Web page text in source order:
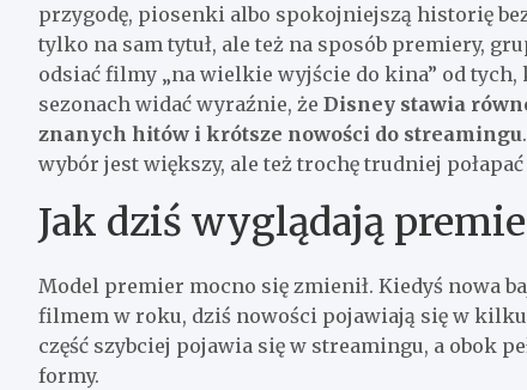
przygodę, piosenki albo spokojniejszą historię
tylko na sam tytuł, ale też na sposób premiery,
odsiać filmy „na wielkie wyjście do kina” od
sezonach widać wyraźnie, że Disney stawia
znanych hitów i krótsze nowości do streamingu
wybór jest większy, ale też trochę trudniej
Jak dziś wyglądają
Model premier mocno się zmienił. Kiedyś nowa
filmem w roku, dziś nowości pojawiają się w
część szybciej pojawia się w streamingu, a obok
formy.